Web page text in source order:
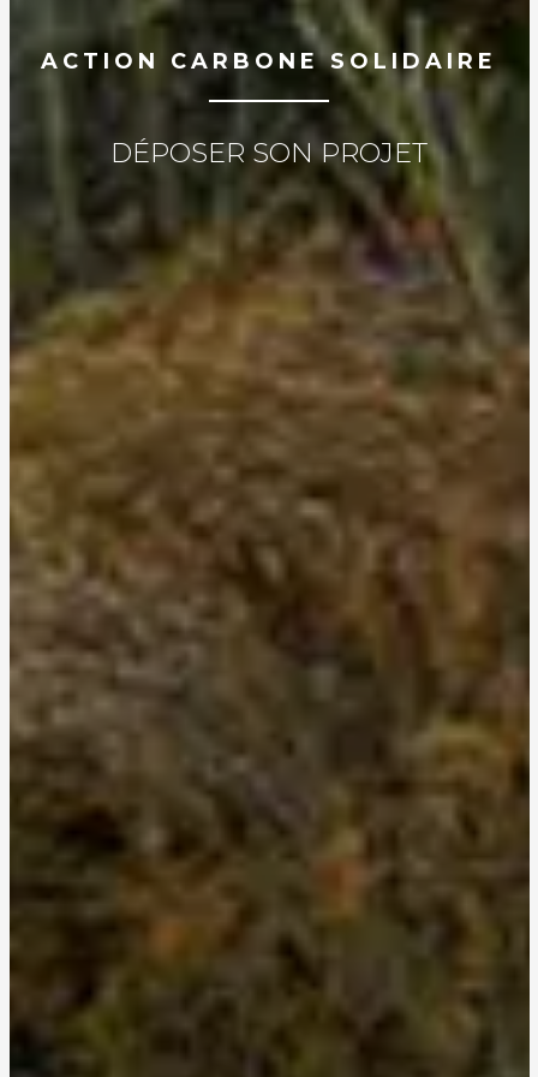
ACTION CARBONE SOLIDAIRE
DÉPOSER SON PROJET